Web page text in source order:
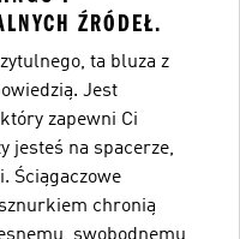
ŹRÓDEŁ.
ta bluza z
Jest
zapewni Ci
jesteś na spacerze,
Ściągaczowe
chronią